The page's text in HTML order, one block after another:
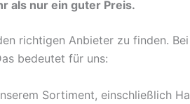
als nur ein guter Preis.
richtigen Anbieter zu finden.
bedeutet für uns:
Sortiment, einschließlich